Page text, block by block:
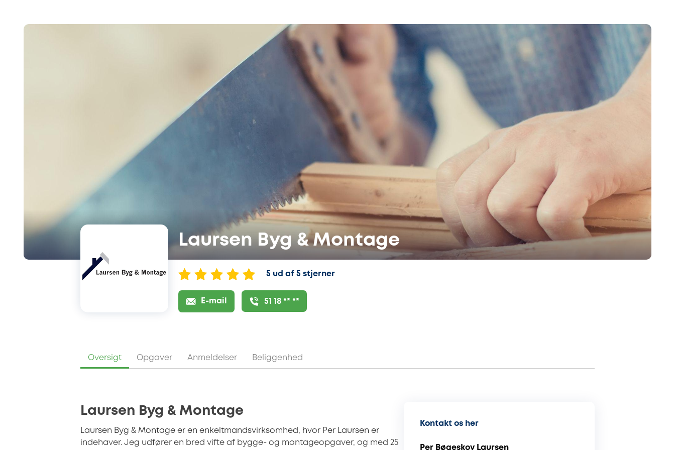
Laursen Byg & Montage
5 ud af 5 stjerner
E-mail 51 18 ** **
Oversigt Opgaver Anmeldelser Beliggenhed
Laursen Byg & Montage
Laursen Byg & Montage er en enkeltmandsvirksomhed, hvor Per Laursen er
indehaver. Jeg udfører en bred vifte af bygge- og montageopgaver, og med 25
Kontakt os her
Per Bøgeskov Laursen